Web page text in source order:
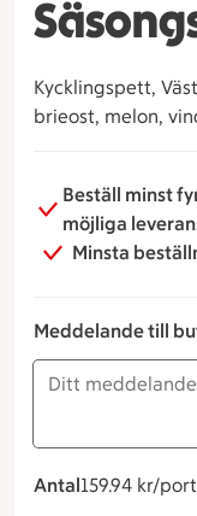
Kycklingspett,
brieost, melon,
Beställ minst
möjliga
Minsta
Meddelande till
Antal
159.94 kronor per
159.94 kr/